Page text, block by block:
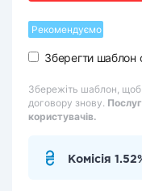
Рекомендуємо
Зберегти шаблон
Збережіть шаблон,
договору знову.
користувачів.
Комісія